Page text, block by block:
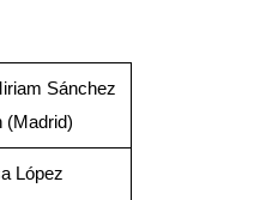
Sánchez
(Madrid)
López